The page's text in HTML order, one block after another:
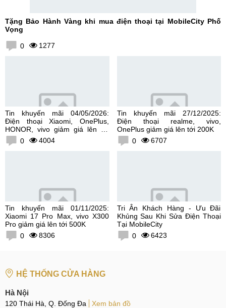
Tặng Bảo Hành Vàng khi mua điện thoại tại MobileCity Phố
Vọng
0 1277
Tin khuyến mãi 04/05/2026:
Điện thoại Xiaomi, OnePlus,
HONOR, vivo giảm giá lên tới
300K0 4004
Tin khuyến mãi 27/12/2025:
Điện thoại realme, vivo,
OnePlus giảm giá lên tới 200K
0
6707
Tin khuyến mãi 01/11/2025:
Xiaomi 17 Pro Max, vivo X300
Pro giảm giá lên tới 500K
0
8306
Tri Ân Khách Hàng - Ưu Đãi
Khủng Sau Khi Sửa Điện Thoại
Tại MobileCity
0
6423
HỆ THỐNG CỬA HÀNG
Hà Nội
120 Thái Hà, Q. Đống Đa
Xem bản đồ